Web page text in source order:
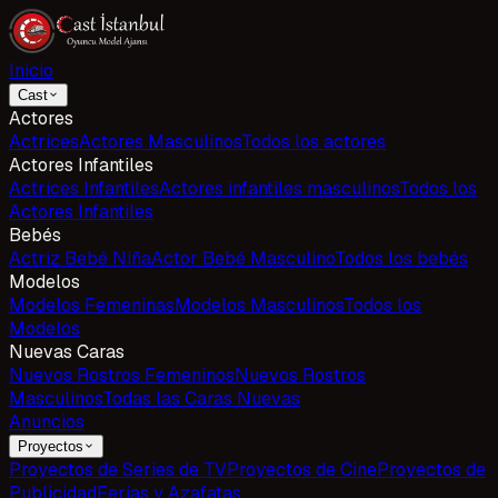
Inicio
Cast
Actores
ActricesActores MasculinosTodos los actores
Actores Infantiles
Actrices InfantilesActores infantiles masculinosTodos los
Actores Infantiles
Bebés
Actriz Bebé NiñaActor Bebé MasculinoTodos los bebés
Modelos
Modelos FemeninasModelos MasculinosTodos los
Modelos
Nuevas Caras
Nuevos Rostros FemeninosNuevos Rostros
MasculinosTodas las Caras Nuevas
Anuncios
Proyectos
Proyectos de Series de TVProyectos de CineProyectos de
PublicidadFerias y Azafatas